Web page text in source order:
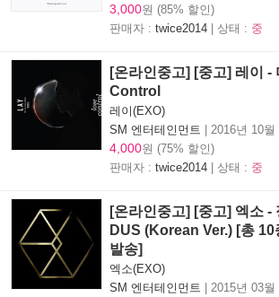
3,000원 (85% 할인)
판매자 : twice2014 | 상태 : 중
[온라인중고] [중고] 레이 -
Control
레이(EXO)
SM 엔터테인먼트 | 2016년 10월
4,000원 (75% 할인)
판매자 : twice2014 | 상태 : 중
[온라인중고] [중고] 엑소 -
DUS (Korean Ver.) [총 10
발송]
엑소(EXO)
SM 엔터테인먼트 | 2015년 03월